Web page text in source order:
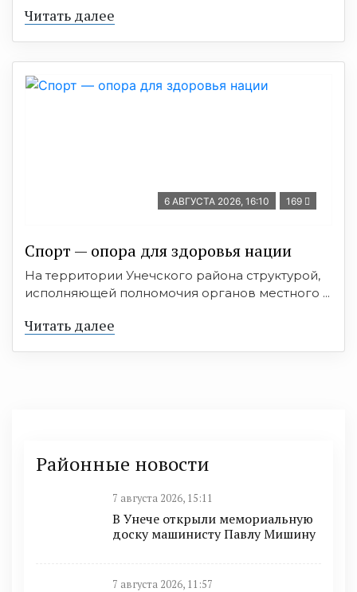
Читать далее
6 АВГУСТА 2026, 16:10 169
Спорт — опора для здоровья нации
На территории Унечского района структурой,
исполняющей полномочия органов местного ...
Читать далее
Районные новости
7 августа 2026, 15:11
В Унече открыли мемориальную
доску машинисту Павлу Мишину
7 августа 2026, 11:57